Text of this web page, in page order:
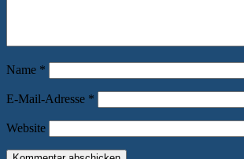
Name *
E-Mail-Adresse *
Website